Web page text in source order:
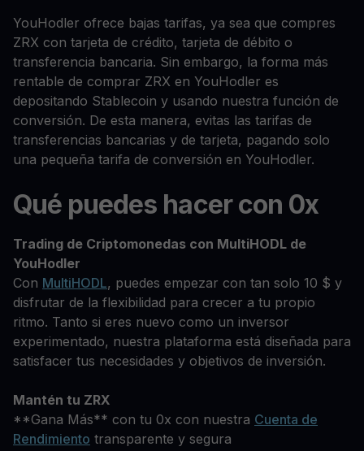
YouHodler ofrece bajas tarifas, ya sea que compres
ZRX con tarjeta de crédito, tarjeta de débito o
transferencia bancaria. Sin embargo, la forma más
rentable de comprar ZRX en YouHodler es
depositando Stablecoin y usando nuestra función de
conversión. De esta manera, evitas las tarifas de
transferencias bancarias y de tarjeta, pagando solo
una pequeña tarifa de conversión en YouHodler.
Qué puedes hacer con 0x
Trading de Criptomonedas con MultiHODL de
YouHodler
Con MultiHODL, puedes empezar con tan solo 10 $ y
disfrutar de la flexibilidad para crecer a tu propio
ritmo. Tanto si eres nuevo como un inversor
experimentado, nuestra plataforma está diseñada para
satisfacer tus necesidades y objetivos de inversión.
Mantén tu ZRX
**Gana Más** con tu 0x con nuestra Cuenta de
Rendimiento transparente y segura